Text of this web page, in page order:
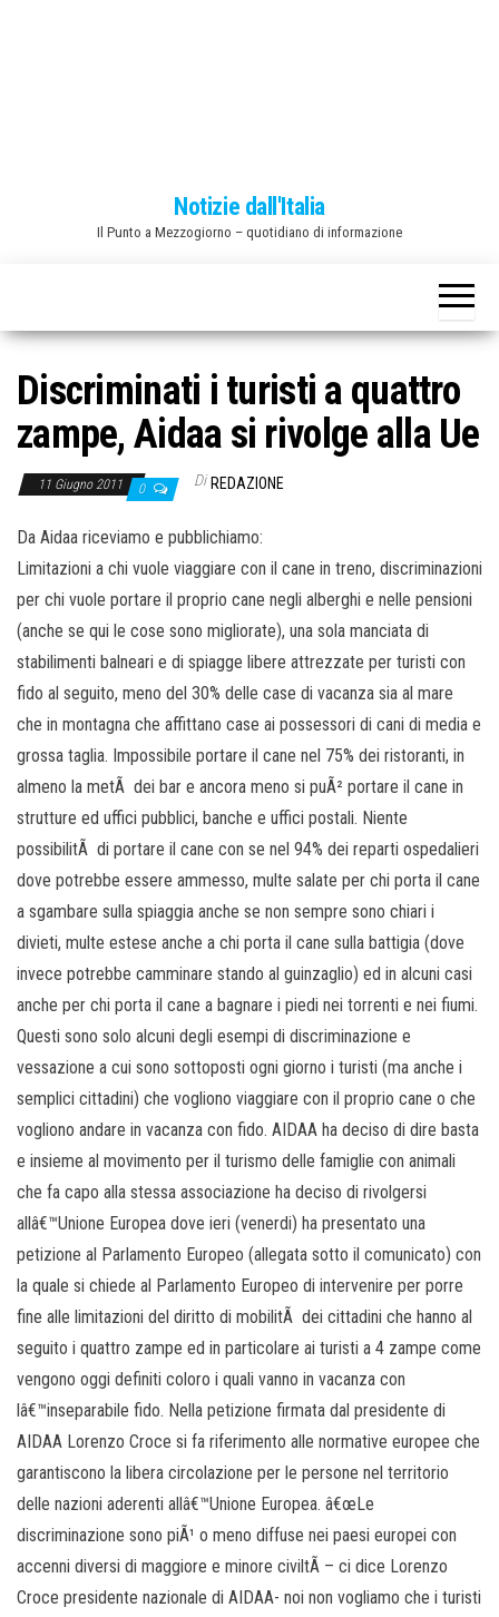
Notizie dall'Italia
Il Punto a Mezzogiorno – quotidiano di informazione
Discriminati i turisti a quattro
zampe, Aidaa si rivolge alla Ue
11 Giugno 2011 0 Di REDAZIONE
Da Aidaa riceviamo e pubblichiamo:
Limitazioni a chi vuole viaggiare con il cane in treno, discriminazioni
per chi vuole portare il proprio cane negli alberghi e nelle pensioni
(anche se qui le cose sono migliorate), una sola manciata di
stabilimenti balneari e di spiagge libere attrezzate per turisti con
fido al seguito, meno del 30% delle case di vacanza sia al mare
che in montagna che affittano case ai possessori di cani di media e
grossa taglia. Impossibile portare il cane nel 75% dei ristoranti, in
almeno la metÃ dei bar e ancora meno si puÃ² portare il cane in
strutture ed uffici pubblici, banche e uffici postali. Niente
possibilitÃ di portare il cane con se nel 94% dei reparti ospedalieri
dove potrebbe essere ammesso, multe salate per chi porta il cane
a sgambare sulla spiaggia anche se non sempre sono chiari i
divieti, multe estese anche a chi porta il cane sulla battigia (dove
invece potrebbe camminare stando al guinzaglio) ed in alcuni casi
anche per chi porta il cane a bagnare i piedi nei torrenti e nei fiumi.
Questi sono solo alcuni degli esempi di discriminazione e
vessazione a cui sono sottoposti ogni giorno i turisti (ma anche i
semplici cittadini) che vogliono viaggiare con il proprio cane o che
vogliono andare in vacanza con fido. AIDAA ha deciso di dire basta
e insieme al movimento per il turismo delle famiglie con animali
che fa capo alla stessa associazione ha deciso di rivolgersi
allâ€™Unione Europea dove ieri (venerdi) ha presentato una
petizione al Parlamento Europeo (allegata sotto il comunicato) con
la quale si chiede al Parlamento Europeo di intervenire per porre
fine alle limitazioni del diritto di mobilitÃ dei cittadini che hanno al
seguito i quattro zampe ed in particolare ai turisti a 4 zampe come
vengono oggi definiti coloro i quali vanno in vacanza con
lâ€™inseparabile fido. Nella petizione firmata dal presidente di
AIDAA Lorenzo Croce si fa riferimento alle normative europee che
garantiscono la libera circolazione per le persone nel territorio
delle nazioni aderenti allâ€™Unione Europea. â€œLe
discriminazione sono piÃ¹ o meno diffuse nei paesi europei con
accenni diversi di maggiore e minore civiltÃ – ci dice Lorenzo
Croce presidente nazionale di AIDAA- noi non vogliamo che i turisti